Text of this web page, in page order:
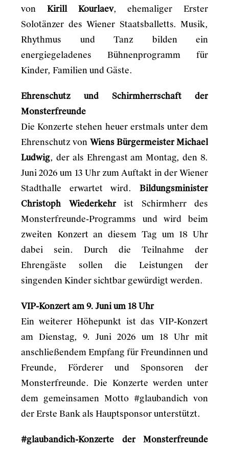
von Kirill Kourlaev, ehemaliger Erster
Solotänzer des Wiener Staatsballetts. Musik,
Rhythmus und Tanz bilden ein
energiegeladenes Bühnenprogramm für
Kinder, Familien und Gäste.
Ehrenschutz und Schirmherrschaft der
Monsterfreunde
Die Konzerte stehen heuer erstmals unter dem
Ehrenschutz von Wiens Bürgermeister Michael
Ludwig, der als Ehrengast am Montag, den 8.
Juni 2026 um 13 Uhr zum Auftakt in der Wiener
Stadthalle erwartet wird. Bildungsminister
Christoph Wiederkehrist Schirmherr des
Monsterfreunde-Programms und wird beim
zweiten Konzert an diesem Tag um 18 Uhr
dabei sein. Durch die Teilnahme der
Ehrengäste sollen die Leistungen der
singenden Kinder sichtbar gewürdigt werden.
VIP-Konzert am 9. Juni um 18 Uhr
Ein weiterer Höhepunkt ist das VIP-Konzert
am Dienstag, 9. Juni 2026 um 18 Uhr mit
anschließendem Empfang für Freundinnen und
Freunde, Förderer und Sponsoren der
Monsterfreunde. Die Konzerte werden unter
dem gemeinsamen Motto #glaubandich von
der Erste Bank als Hauptsponsor unterstützt.
#glaubandich-Konzerte der Monsterfreunde